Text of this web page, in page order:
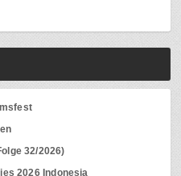
32/2026)
2026 Indonesia